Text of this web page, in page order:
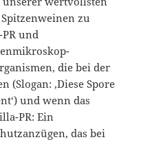
zu
und
die bei der
(Slogan: ‚Diese Spore
und wenn das
PR: Ein
das bei